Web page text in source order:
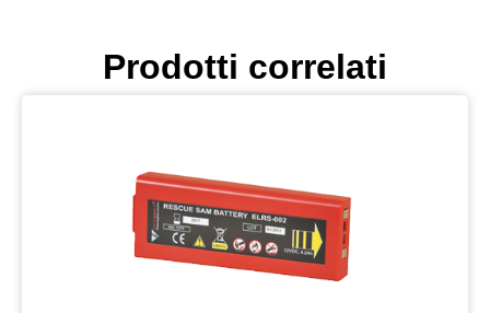
Prodotti correlati